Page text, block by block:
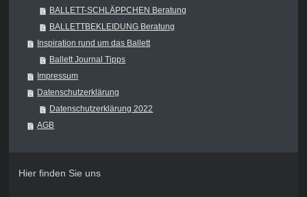
BALLETT-SCHLÄPPCHEN Beratung
BALLETTBEKLEIDUNG Beratung
Inspiration rund um das Ballett
Ballett Journal Tipps
Impressum
Datenschutzerklärung
Datenschutzerklärung 2022
AGB
Hier finden Sie uns